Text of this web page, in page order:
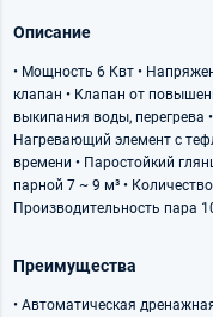
Описание
• Мощность 6 Квт •
клапан • Клапан от
выкипания воды, перегрева
Нагревающий элемент с
времени • Паростойкий
парной 7 ~ 9 м³ •
Производительность пара
Преимущества
• Автоматическая